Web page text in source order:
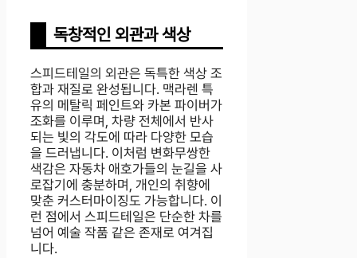
독창적인 외관과 색상
스피드테일의 외관은 독특한 색상 조
합과 재질로 완성됩니다. 맥라렌 특
유의 메탈릭 페인트와 카본 파이버가
조화를 이루며, 차량 전체에서 반사
되는 빛의 각도에 따라 다양한 모습
을 드러냅니다. 이처럼 변화무쌍한
색감은 자동차 애호가들의 눈길을 사
로잡기에 충분하며, 개인의 취향에
맞춘 커스터마이징도 가능합니다. 이
런 점에서 스피드테일은 단순한 차를
넘어 예술 작품 같은 존재로 여겨집
니다.